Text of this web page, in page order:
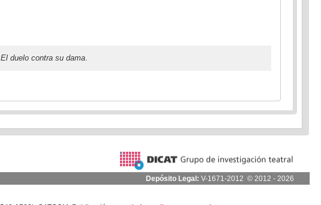
El duelo contra su dama.
Depósito Legal: V-1671-2012 © 2012 - 2026